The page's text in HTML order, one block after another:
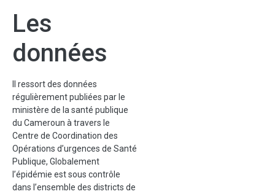
Les
données
Il ressort des données
régulièrement publiées par le
ministère de la santé publique
du Cameroun à travers le
Centre de Coordination des
Opérations d’urgences de Santé
Publique, Globalement
l’épidémie est sous contrôle
dans l’ensemble des districts de